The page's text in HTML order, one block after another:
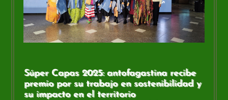
Súper Capas 2025: antofagastina recibe
premio por su trabajo en sostenibilidad y
su impacto en el territorio